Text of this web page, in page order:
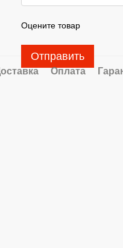
Оцените товар
Отправить
Оплата